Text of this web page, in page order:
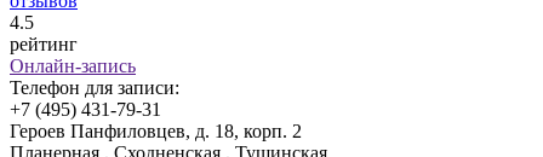
4.5
рейтинг
Онлайн-запись
Телефон для записи:
+7 (495) 431-79-31
Героев Панфиловцев, д. 18, корп. 2
Планерная , Сходненская , Тушинская